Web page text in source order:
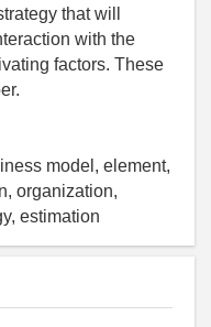
that will
with the
factors. These
model, element,
organization,
estimation